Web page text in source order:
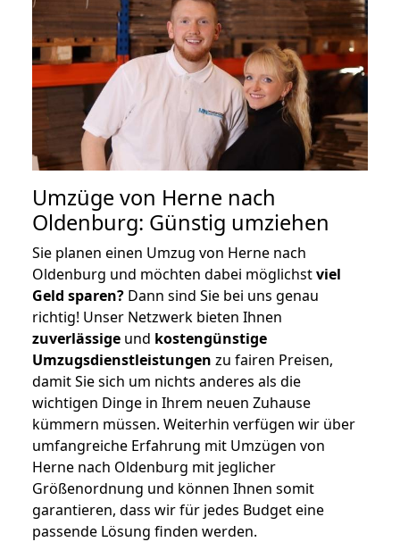
Umzüge von Herne nach
Oldenburg: Günstig umziehen
Sie planen einen Umzug von Herne nach
Oldenburg und möchten dabei möglichstviel
Geld sparen? Dann sind Sie bei uns genau
richtig! Unser Netzwerk bieten Ihnen
zuverlässige und kostengünstige
Umzugsdienstleistungen zu fairen Preisen,
damit Sie sich um nichts anderes als die
wichtigen Dinge in Ihrem neuen Zuhause
kümmern müssen. Weiterhin verfügen wir über
umfangreiche Erfahrung mit Umzügen von
Herne nach Oldenburg mit jeglicher
Größenordnung und können Ihnen somit
garantieren, dass wir für jedes Budget eine
passende Lösung finden werden.